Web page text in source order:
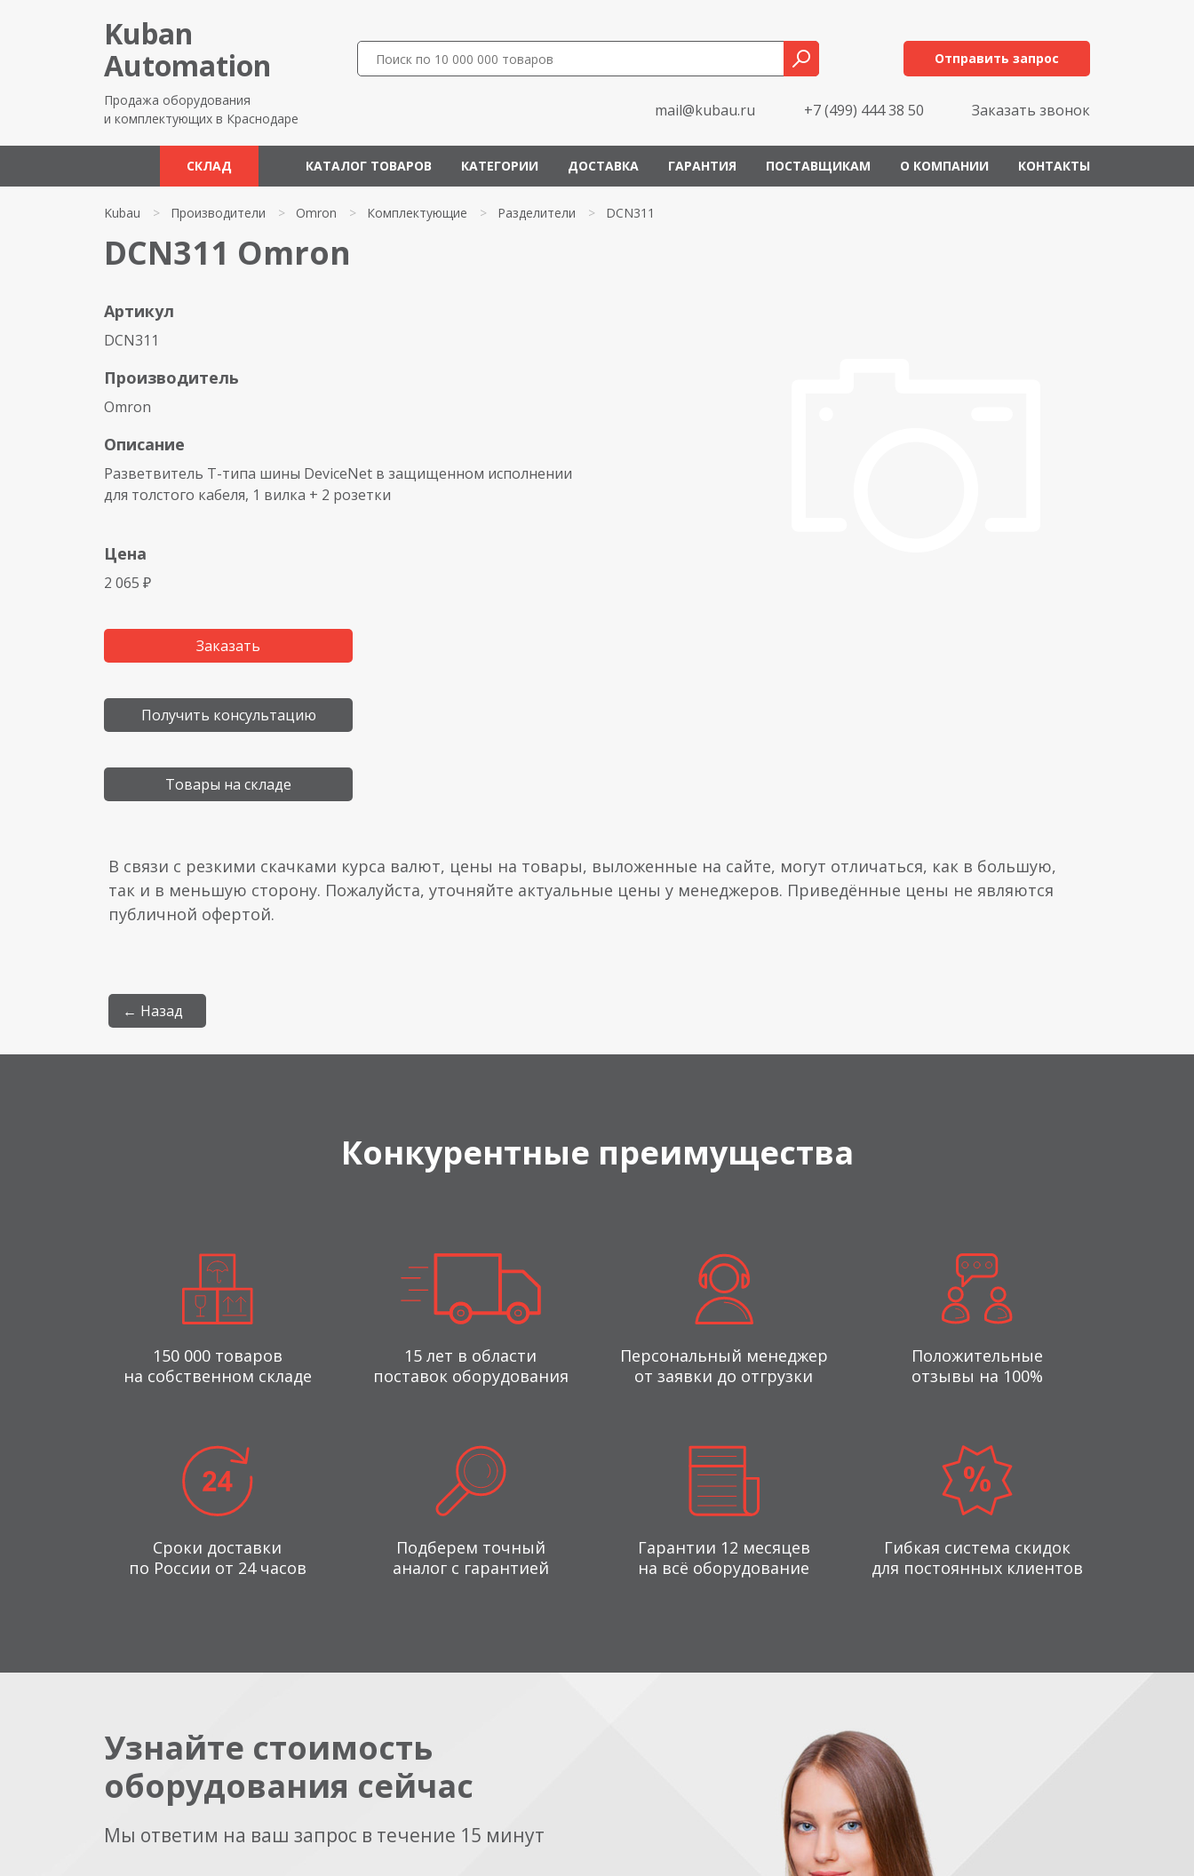
Kuban
Automation
Продажа оборудования
и комплектующих в Краснодаре
Отправить запрос
mail@kubau.ru +7 (499) 444 38 50 Заказать звонок
СКЛАД КАТАЛОГ ТОВАРОВ КАТЕГОРИИ ДОСТАВКА ГАРАНТИЯ ПОСТАВЩИКАМ О КОМПАНИИ КОНТАКТЫ
Kubau > Производители > Omron > Комплектующие > Разделители > DCN311
DCN311 Omron
Артикул
DCN311
Производитель
Omron
Описание
Разветвитель T-типа шины DeviceNet в защищенном исполнении
для толстого кабеля, 1 вилка + 2 розетки
Цена
2 065 ₽
Заказать
Получить консультацию
Товары на складе
В связи с резкими скачками курса валют, цены на товары, выложенные на сайте, могут отличаться, как в большую,
так и в меньшую сторону. Пожалуйста, уточняйте актуальные цены у менеджеров. Приведённые цены не являются
публичной офертой.
← Назад
Конкурентные преимущества
150 000 товаров
на собственном складе
15 лет в области
поставок оборудования
Персональный менеджер
от заявки до отгрузки
Положительные
отзывы на 100%
Сроки доставки
по России от 24 часов
Подберем точный
аналог с гарантией
Гарантии 12 месяцев
на всё оборудование
Гибкая система скидок
для постоянных клиентов
Узнайте стоимость
оборудования сейчас
Мы ответим на ваш запрос в течение 15 минут